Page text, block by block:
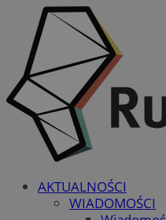
AKTUALNOŚCI
WIADOMOŚCI